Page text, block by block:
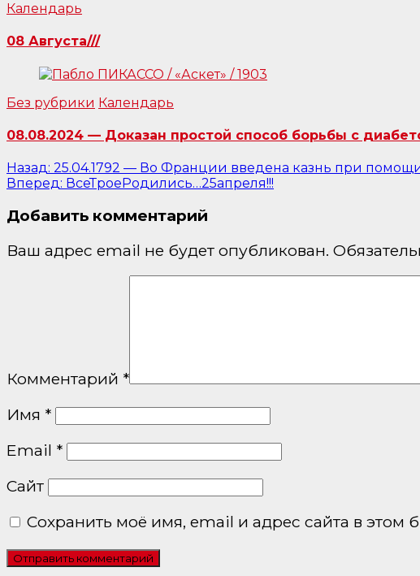
Календарь
08 Августа///
Без рубрики Календарь
08.08.2024 — Доказан простой способ борьбы с
Навигация
по
записям
Назад: 25.04.1792 — Во Франции введена казнь при
Вперед: ВсеТроеРодились…25апреля!!!
Добавить комментарий
Ваш адрес email не будет опубликован.
Комментарий *
Имя *
Email *
Сайт
Сохранить моё имя, email и адрес сайта в